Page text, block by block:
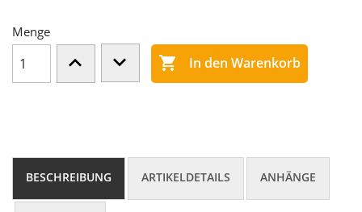
Menge
 In den Warenkorb
BESCHREIBUNG ARTIKELDETAILS ANHÄNGE